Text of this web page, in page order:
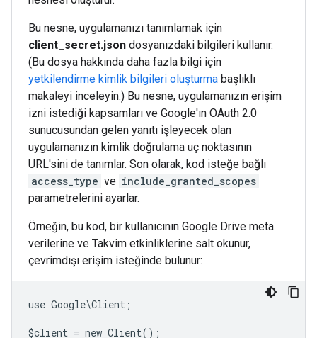
Bu nesne, uygulamanızı tanımlamak için
client_secret.json dosyanızdaki bilgileri kullanır.
(Bu dosya hakkında daha fazla bilgi için
yetkilendirme kimlik bilgileri oluşturma başlıklı
makaleyi inceleyin.) Bu nesne, uygulamanızın erişim
izni istediği kapsamları ve Google'ın OAuth 2.0
sunucusundan gelen yanıtı işleyecek olan
uygulamanızın kimlik doğrulama uç noktasının
URL'sini de tanımlar. Son olarak, kod isteğe bağlı
access_type ve include_granted_scopes
parametrelerini ayarlar.
Örneğin, bu kod, bir kullanıcının Google Drive meta
verilerine ve Takvim etkinliklerine salt okunur,
çevrimdışı erişim isteğinde bulunur:
use Google\Client;
$client = new Client();